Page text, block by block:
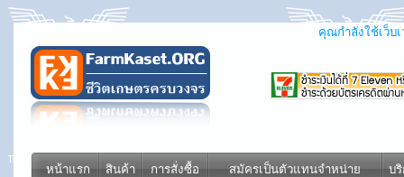
คุณกำลังใช้เว็บ
หน้าแรก สินค้า การสั่งซื้อ สมัครเป็นตัวแทนจำหน่าย บ